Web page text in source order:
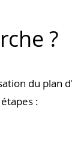
?
du plan
: